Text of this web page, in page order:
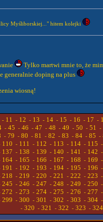
Myśliborskiej..." hitem kolejki
Tylko martwi mnie to, że
generalnie doping na plus
wiosną!
- 11 - 12 - 13 - 14 - 15 - 16 - 17 -
- 45 - 46 - 47 - 48 - 49 - 50 - 51 -
- 79 - 80 - 81 - 82 - 83 - 84 - 85 -
110 - 111 - 112 - 113 - 114- 115
137 - 138 - 139 - 140 - 141 - 142
164- 165 - 166 - 167 - 168 - 169
191 - 192 - 193 - 194- 195 - 196
218 - 219 - 220 - 221 - 222 - 223
245 - 246 - 247 - 248 - 249 - 250
272 - 273 - 274- 275 - 276 - 277
299 - 300 - 301 - 302 - 303 - 304
- 320 - 321 - 322 - 323 - 324